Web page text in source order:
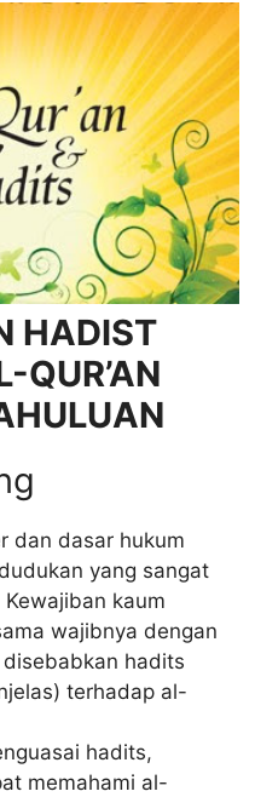
HADIST
QUR’AN
dan dasar hukum
yang sangat
Kewajiban kaum
wajibnya dengan
disebabkan hadits
terhadap al-
hadits,
memahami al-